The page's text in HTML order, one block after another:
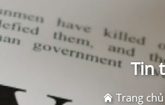
Tin
Trang chủ